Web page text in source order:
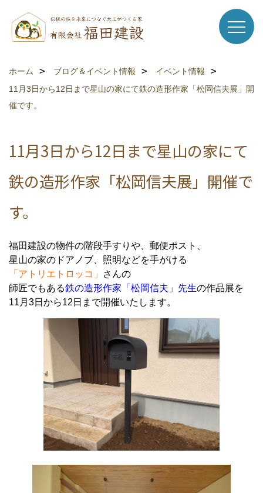
ホーム ブログ＆イベント情報
イベント情報
11月3日から12日まで星山の家にて鉄の造形作家「松岡信夫展」開
催です。
11月3日から12日まで星山の家にて
鉄の造形作家「松岡信夫展」開催で
す。
福田建設の物件の階段手すりや、郵便ポスト、
星山の家のドアノブ、照明などを手がける
「アトリエトロッコ」
さんの
師匠でもある鉄の造形作家「松岡信夫」先生の作品展を
11月3日から12日まで開催いたします。